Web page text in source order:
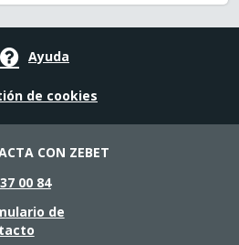
Ayuda
de cookies
CON ZEBET
00 84
de